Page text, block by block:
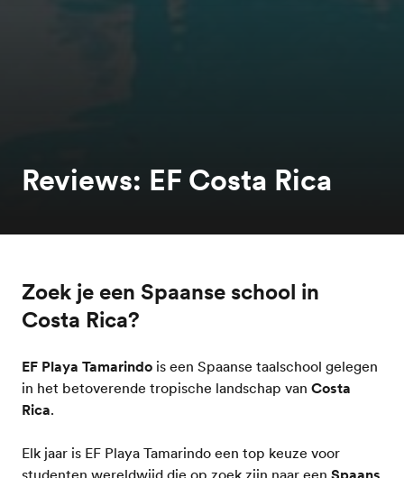
Reviews: EF Costa Rica
Zoek je een Spaanse school in
Costa Rica?
EF Playa Tamarindo is een Spaanse taalschool gelegen
in het betoverende tropische landschap van Costa
Rica.
Elk jaar is EF Playa Tamarindo een top keuze voor